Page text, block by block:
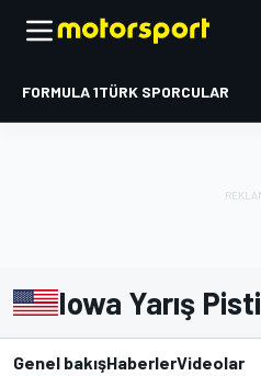
FORMULA 1TÜRK SPORCULAR
Iowa Yarış Pisti
Genel bakışHaberlerVideolar